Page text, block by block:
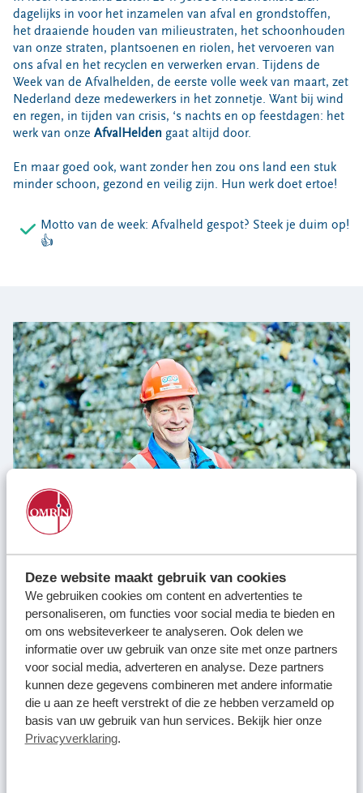
Deze website maakt gebruik van cookies
We gebruiken cookies om content en advertenties te
personaliseren, om functies voor social media te bieden en
om ons websiteverkeer te analyseren. Ook delen we
informatie over uw gebruik van onze site met onze partners
voor social media, adverteren en analyse. Deze partners
kunnen deze gegevens combineren met andere informatie
die u aan ze heeft verstrekt of die ze hebben verzameld op
basis van uw gebruik van hun services. Bekijk hier onze
Privacyverklaring.
Werken bij
Voor gemeenten
Voor leveranciers en bezoekers
dagelijks in voor het inzamelen van afval en grondstoffen,
het draaiende houden van milieustraten, het schoonhouden
van onze straten, plantsoenen en riolen, het vervoeren van
ons afval en het recyclen en verwerken ervan. Tijdens de
Week van de Afvalhelden, de eerste volle week van maart, zet
Nederland deze medewerkers in het zonnetje. Want bij wind
en regen, in tijden van crisis, ‘s nachts en op feestdagen: het
werk van onze AfvalHelden gaat altijd door.
En maar goed ook, want zonder hen zou ons land een stuk
minder schoon, gezond en veilig zijn. Hun werk doet ertoe!
Motto van de week: Afvalheld gespot? Steek je duim op!
👍
Foppe-Jan
“Ik draag elke dag mijn steentje bij aan het recyclen van
kunststof. Dankzij onze mensen en machines halen we nog
meer plastic uit het restafval!”